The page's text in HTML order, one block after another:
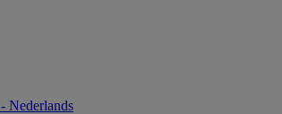
- Nederlands